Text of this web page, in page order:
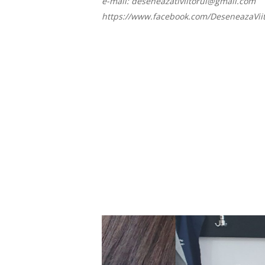
https://www.facebook.com/